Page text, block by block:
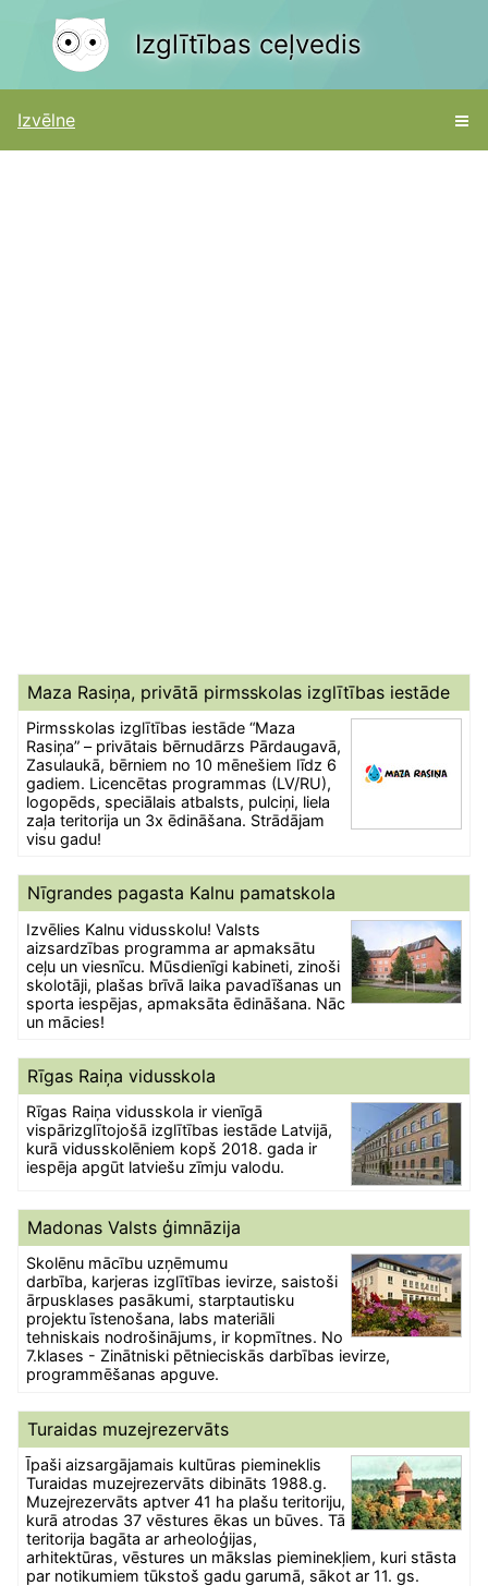
Izglītības ceļvedis
Izvēlne
Maza Rasiņa, privātā pirmsskolas izglītības iestāde
Pirmsskolas izglītības iestāde “Maza
Rasiņa” – privātais bērnudārzs Pārdaugavā,
Zasulaukā, bērniem no 10 mēnešiem līdz 6
gadiem. Licencētas programmas (LV/RU),
logopēds, speciālais atbalsts, pulciņi, liela
zaļa teritorija un 3x ēdināšana. Strādājam
visu gadu!
Nīgrandes pagasta Kalnu pamatskola
Izvēlies Kalnu vidusskolu! Valsts
aizsardzības programma ar apmaksātu
ceļu un viesnīcu. Mūsdienīgi kabineti, zinoši
skolotāji, plašas brīvā laika pavadīšanas un
sporta iespējas, apmaksāta ēdināšana. Nāc
un mācies!
Rīgas Raiņa vidusskola
Rīgas Raiņa vidusskola ir vienīgā
vispārizglītojošā izglītības iestāde Latvijā,
kurā vidusskolēniem kopš 2018. gada ir
iespēja apgūt latviešu zīmju valodu.
Madonas Valsts ģimnāzija
Skolēnu mācību uzņēmumu
darbība, karjeras izglītības ievirze, saistoši
ārpusklases pasākumi, starptautisku
projektu īstenošana, labs materiāli
tehniskais nodrošinājums, ir kopmītnes. No
7.klases - Zinātniski pētnieciskās darbības ievirze,
programmēšanas apguve.
Turaidas muzejrezervāts
Īpaši aizsargājamais kultūras piemineklis
Turaidas muzejrezervāts dibināts 1988.g.
Muzejrezervāts aptver 41 ha plašu teritoriju,
kurā atrodas 37 vēstures ēkas un būves. Tā
teritorija bagāta ar arheoloģijas,
arhitektūras, vēstures un mākslas pieminekļiem, kuri stāsta
par notikumiem tūkstoš gadu garumā, sākot ar 11. gs.